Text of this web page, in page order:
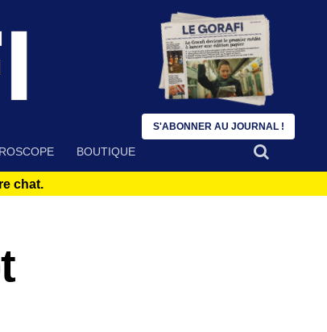
BOUTIQUE
chat.
S'ABONNER AU JOURNAL !